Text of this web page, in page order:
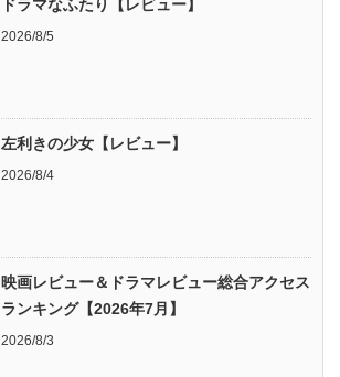
ドラマなふたり【レビュー】
2026/8/5
左利きの少女【レビュー】
2026/8/4
映画レビュー＆ドラマレビュー総合アクセス
ランキング【2026年7月】
2026/8/3